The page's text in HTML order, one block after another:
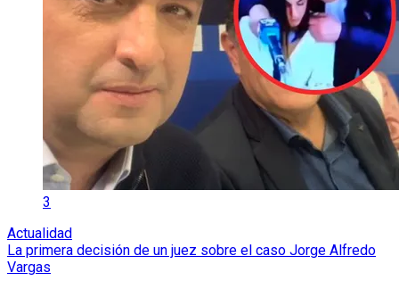
3
Actualidad
La primera decisión de un juez sobre el caso Jorge Alfredo
Vargas